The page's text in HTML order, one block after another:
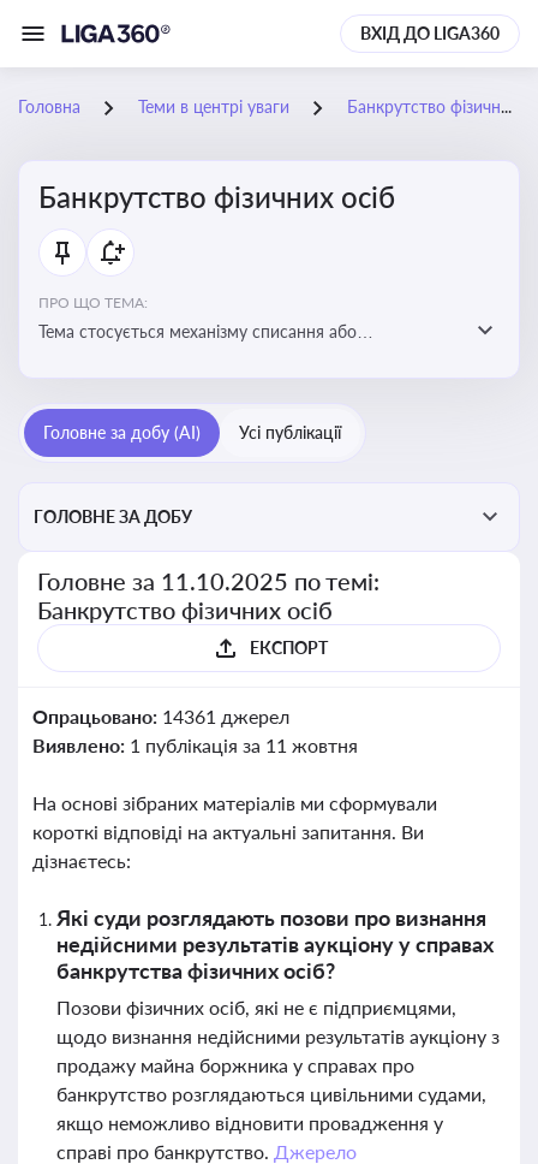
ВХІД ДО LIGA360
Головна Теми в центрі уваги Банкрутство фізичних осіб
Банкрутство фізичних осіб
ПРО ЩО ТЕМА:
Тема стосується механізму списання або
права як боржника, так і кредиторів
Головне за добу (AI) Усі публікації
ГОЛОВНЕ ЗА ДОБУ
Головне за 11.10.2025 по темі:
Банкрутство фізичних осіб
ЕКСПОРТ
Опрацьовано: 14361 джерел
Виявлено: 1 публікація за 11 жовтня
На основі зібраних матеріалів ми сформували
короткі відповіді на актуальні запитання. Ви
дізнаєтесь:
Які суди розглядають позови про визнання
недійсними результатів аукціону у справах
банкрутства фізичних осіб?
Позови фізичних осіб, які не є підприємцями,
щодо визнання недійсними результатів аукціону з
продажу майна боржника у справах про
банкрутство розглядаються цивільними судами,
якщо неможливо відновити провадження у
справі про банкрутство. Джерело